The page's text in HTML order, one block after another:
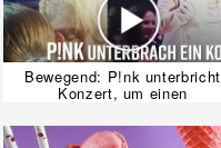
Bewegend: P!nk unterbricht
Konzert, um einen